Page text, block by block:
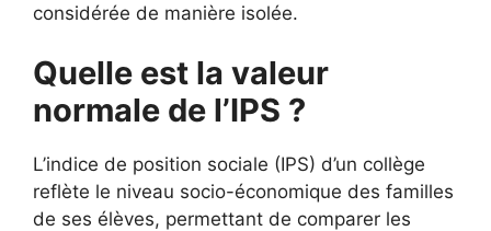
considérée de manière isolée.
Quelle est la valeur
normale de l’IPS ?
L’indice de position sociale (IPS) d’un collège
reflète le niveau socio-économique des familles
de ses élèves, permettant de comparer les